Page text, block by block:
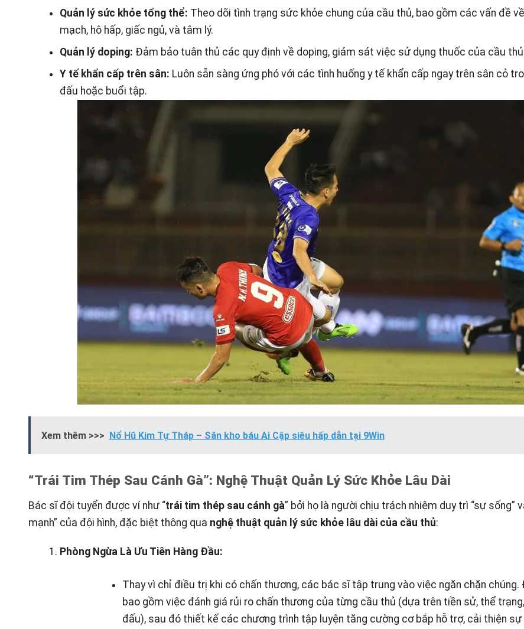
Quản lý sức khỏe tổng thể: Theo dõi tình trạng sức khỏe chung của cầu thủ, bao gồm các vấn đề
mạch, hô hấp, giấc ngủ, và tâm lý.
Quản lý doping: Đảm bảo tuân thủ các quy định về doping, giám sát việc sử dụng thuốc của cầu
Y tế khẩn cấp trên sân: Luôn sẵn sàng ứng phó với các tình huống y tế khẩn cấp ngay trên sân cỏ
đấu hoặc buổi tập.
Xem thêm >>> Nổ Hũ Kim Tự Tháp – Săn kho báu Ai Cập siêu hấp dẫn tại 9Win
“Trái Tim Thép Sau Cánh Gà”: Nghệ Thuật Quản Lý Sức Khỏe Lâu Dài
Bác sĩ đội tuyển được ví như “trái tim thép sau cánh gà” bởi họ là người chịu trách nhiệm duy trì “sự sống”
mạnh” của đội hình, đặc biệt thông qua nghệ thuật quản lý sức khỏe lâu dài của cầu thủ:
Phòng Ngừa Là Ưu Tiên Hàng Đầu:
Thay vì chỉ điều trị khi có chấn thương, các bác sĩ tập trung vào việc ngăn chặn chúng.
bao gồm việc đánh giá rủi ro chấn thương của từng cầu thủ (dựa trên tiền sử, thể
đấu), sau đó thiết kế các chương trình tập luyện tăng cường cơ bắp hỗ trợ, cải thiện sự